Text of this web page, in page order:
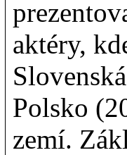
aktéry,
Polsko
zemí.